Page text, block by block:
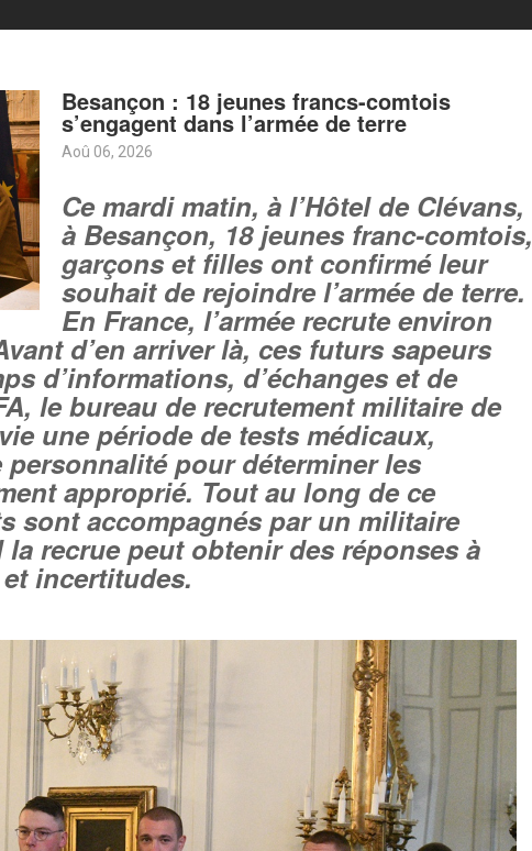
Besançon : 18 jeunes francs-comtois
s’engagent dans l’armée de terre
Aoû 06, 2026
Ce mardi matin, à l’Hôtel de Clévans,
à Besançon, 18 jeunes franc-comtois,
garçons et filles ont confirmé leur
souhait de rejoindre l’armée de terre.
En France, l’armée recrute environ
d’en arriver là, ces futurs sapeurs
d’informations, d’échanges et de
le bureau de recrutement militaire de
une période de tests médicaux,
pour déterminer les
approprié. Tout au long de ce
sont accompagnés par un militaire
recrue peut obtenir des réponses à
incertitudes.